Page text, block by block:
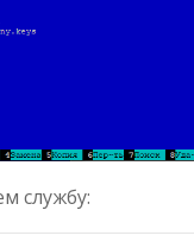
службу: